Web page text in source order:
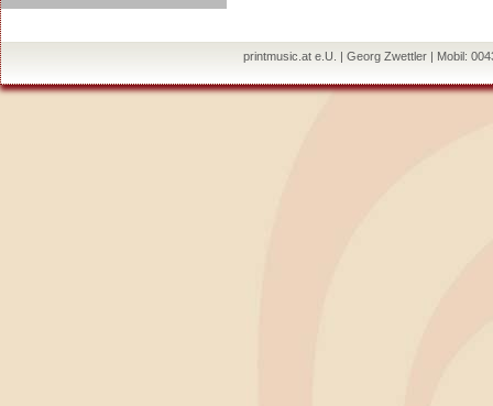
printmusic.at e.U. | Georg Zwettler | Mobil: